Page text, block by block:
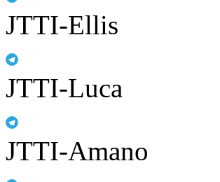
JTTI-Ellis
JTTI-Luca
JTTI-Amano